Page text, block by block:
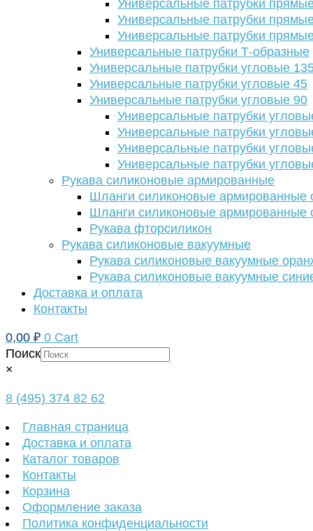
Универсальные патрубки
Универсальные патрубки
Универсальные патрубки
Универсальные патрубки Т-образные
Универсальные патрубки угловые
Универсальные патрубки угловые 45
Универсальные патрубки угловые 90
Универсальные патрубки
Универсальные патрубки
Универсальные патрубки
Универсальные патрубки
Рукава силиконовые армированные
Шланги силиконовые армированные
Шланги силиконовые армированные
Рукава фторсиликон
Рукава силиконовые вакуумные
Рукава силиконовые вакуумные
Рукава силиконовые вакуумные
Доставка и оплата
Контакты
0,00 ₽ 0 Cart
Поиск
×
8 (495) 374 82 62
Главная страница
Доставка и оплата
Каталог товаров
Контакты
Корзина
Оформление заказа
Политика конфиденциальности